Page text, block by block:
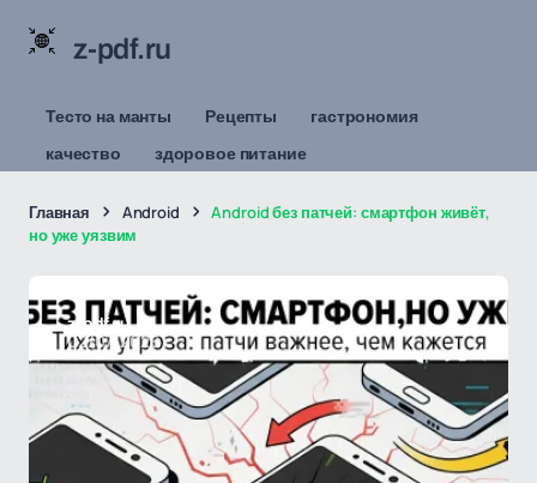
z-pdf.ru
Тесто на манты Рецепты
гастрономия
качество
здоровое питание
Главная Android
Android без патчей: смартфон живёт,
но уже уязвим
z-pdf.ru
02/07/2026